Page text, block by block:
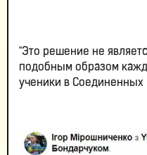
"Это решение не
подобным образом
ученики в Соединенных